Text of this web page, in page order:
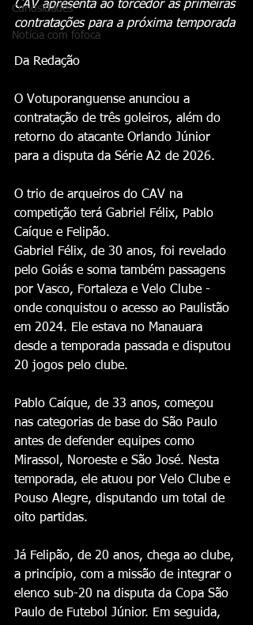
Curiosidades
Notícia com fofoca
CAV apresenta ao torcedor as primeiras
contratações para a próxima temporada
Da Redação
O Votuporanguense anunciou a
contratação de três goleiros, além do
retorno do atacante Orlando Júnior
para a disputa da Série A2 de 2026.
O trio de arqueiros do CAV na
competição terá Gabriel Félix, Pablo
Caíque e Felipão.
Gabriel Félix, de 30 anos, foi revelado
pelo Goiás e soma também passagens
por Vasco, Fortaleza e Velo Clube -
onde conquistou o acesso ao Paulistão
em 2024. Ele estava no Manauara
desde a temporada passada e disputou
20 jogos pelo clube.
Pablo Caíque, de 33 anos, começou
nas categorias de base do São Paulo
antes de defender equipes como
Mirassol, Noroeste e São José. Nesta
temporada, ele atuou por Velo Clube e
Pouso Alegre, disputando um total de
oito partidas.
Já Felipão, de 20 anos, chega ao clube,
a princípio, com a missão de integrar o
elenco sub-20 na disputa da Copa São
Paulo de Futebol Júnior. Em seguida,